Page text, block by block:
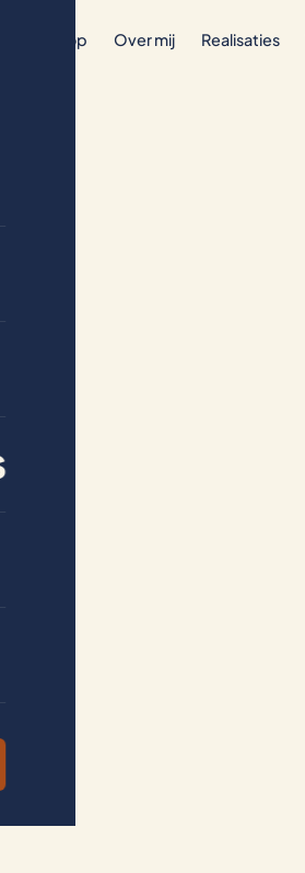
Webshop Over mij Realisaties